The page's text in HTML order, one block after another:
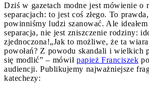
Dziś w gazetach modne jest mówienie o
separacjach: to jest coś złego. To
powinniśmy ludzi szanować. Ale
separacja, nie jest zniszczenie rodziny:
zjednoczona!„Jak to możliwe, że ta
powołań? Z powodu skandali i wielkich
się modlić” – mówił papież Franciszek
audiencji. Publikujemy najważniejsze
katechezy: